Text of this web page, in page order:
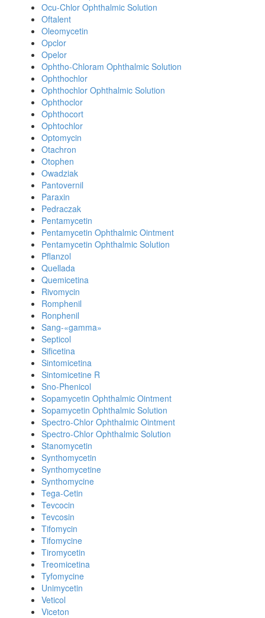
Ocu-Chlor Ophthalmic Solution
Oftalent
Oleomycetin
Opclor
Opelor
Ophtho-Chloram Ophthalmic Solution
Ophthochlor
Ophthochlor Ophthalmic Solution
Ophthoclor
Ophthocort
Ophtochlor
Optomycin
Otachron
Otophen
Owadziak
Pantovernil
Paraxin
Pedraczak
Pentamycetin
Pentamycetin Ophthalmic Ointment
Pentamycetin Ophthalmic Solution
Pflanzol
Quellada
Quemicetina
Rivomycin
Romphenil
Ronphenil
Sang-«gamma»
Septicol
Sificetina
Sintomicetina
Sintomicetine R
Sno-Phenicol
Sopamycetin Ophthalmic Ointment
Sopamycetin Ophthalmic Solution
Spectro-Chlor Ophthalmic Ointment
Spectro-Chlor Ophthalmic Solution
Stanomycetin
Synthomycetin
Synthomycetine
Synthomycine
Tega-Cetin
Tevcocin
Tevcosin
Tifomycin
Tifomycine
Tiromycetin
Treomicetina
Tyfomycine
Unimycetin
Veticol
Viceton